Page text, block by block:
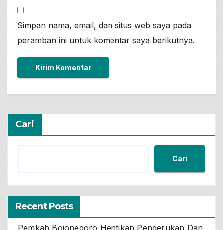
Simpan nama, email, dan situs web saya pada
peramban ini untuk komentar saya berikutnya.
Cari
Cari
Recent Posts
Pemkab Bojonegoro Hentikan Pengerukan Dan